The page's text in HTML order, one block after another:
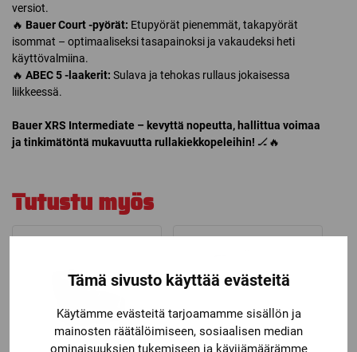
Tämä sivusto käyttää evästeitä
Käytämme evästeitä tarjoamamme sisällön ja
mainosten räätälöimiseen, sosiaalisen median
ominaisuuksien tukemiseen ja kävijämäärämme
versiot.
🔥 Bauer Court -pyörät: Etupyörät pienemmät, takapyörät
isommat – optimaaliseksi tasapainoksi ja vakaudeksi heti
käyttövalmiina.
🔥 ABEC 5 -laakerit: Sulava ja tehokas rullaus jokaisessa
liikkeessä.
Bauer XRS Intermediate – kevyttä nopeutta, hallittua voimaa
ja tinkimätöntä mukavuutta rullakiekkopeleihin! 🏒🔥
Tutustu myös